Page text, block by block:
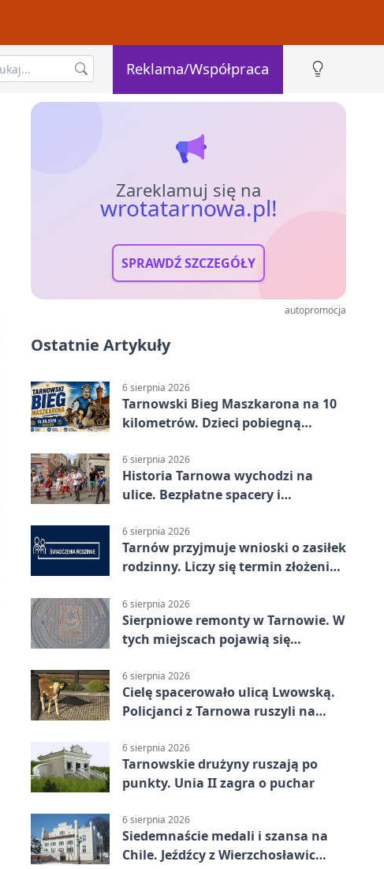
Reklama/Współpraca
Zareklamuj się na
wrotatarnowa.pl!
SPRAWDŹ SZCZEGÓŁY
autopromocja
Ostatnie Artykuły
6 sierpnia 2026
Tarnowski Bieg Maszkarona na 10
kilometrów. Dzieci pobiegną
6 sierpnia 2026
Historia Tarnowa wychodzi na
ulice. Bezpłatne spacery i
6 sierpnia 2026
Tarnów przyjmuje wnioski o zasiłek
rodzinny. Liczy się termin złożenia
6 sierpnia 2026
Sierpniowe remonty w Tarnowie. W
tych miejscach pojawią się
6 sierpnia 2026
Cielę spacerowało ulicą Lwowską.
Policjanci z Tarnowa ruszyli na
6 sierpnia 2026
Tarnowskie drużyny ruszają po
punkty. Unia II zagra o puchar
6 sierpnia 2026
Siedemnaście medali i szansa na
Chile. Jeźdźcy z Wierzchosławic